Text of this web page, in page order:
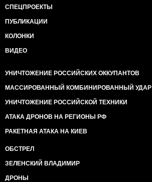
СПЕЦПРОЕКТЫ
ПУБЛИКАЦИИ
КОЛОНКИ
ВИДЕО
УНИЧТОЖЕНИЕ РОССИЙСКИХ ОККУПАНТОВ
МАССИРОВАННЫЙ КОМБИНИРОВАННЫЙ УДАР
УНИЧТОЖЕНИЕ РОССИЙСКОЙ ТЕХНИКИ
АТАКА ДРОНОВ НА РЕГИОНЫ РФ
РАКЕТНАЯ АТАКА НА КИЕВ
ОБСТРЕЛ
ЗЕЛЕНСКИЙ ВЛАДИМИР
ДРОНЫ